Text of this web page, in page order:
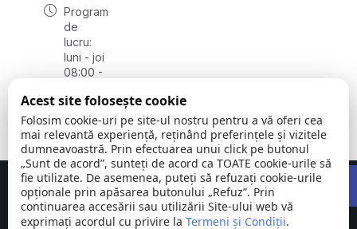
Program
de
lucru:
luni - joi
08:00 -
vineri
08:00 -
14:00
Comuna © Toate
Concept realizat deBig Media Relații Publice SRL
Acest site folosește cookie
Folosim cookie-uri pe site-ul nostru pentru a vă oferi cea
mai relevantă experiență, reținând preferințele și vizitele
dumneavoastră. Prin efectuarea unui click pe butonul
„Sunt de acord”, sunteți de acord ca TOATE cookie-urile să
fie utilizate. De asemenea, puteți să refuzați cookie-urile
opționale prin apăsarea butonului „Refuz”. Prin
continuarea accesării sau utilizării Site-ului web vă
exprimați acordul cu privire la Termeni și Condiții.